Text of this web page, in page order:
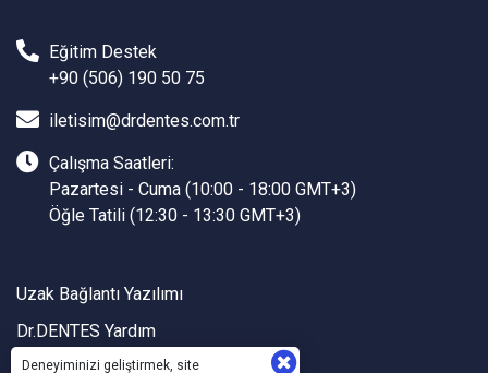
Eğitim Destek
+90 (506) 190 50 75
iletisim@drdentes.com.tr
Çalışma Saatleri:
Pazartesi - Cuma (10:00 - 18:00 GMT+3)
Öğle Tatili (12:30 - 13:30 GMT+3)
Uzak Bağlantı Yazılımı
Dr.DENTES Yardım
Dr.DENTES API
Deneyiminizi geliştirmek, site